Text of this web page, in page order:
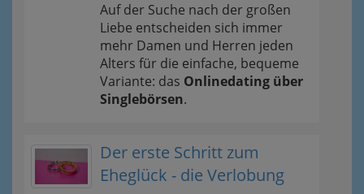
Auf der Suche nach der großen
Liebe entscheiden sich immer
mehr Damen und Herren jeden
Alters für die einfache, bequeme
Variante: das Onlinedating über
Singlebörsen.
Der erste Schritt zum
Eheglück - die Verlobung